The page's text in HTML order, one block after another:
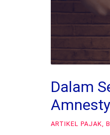
Dalam
ARTIKEL PAJAK